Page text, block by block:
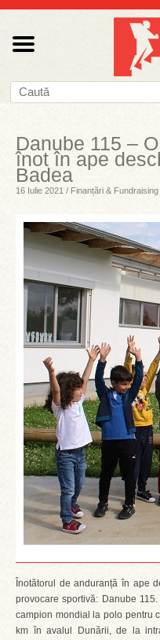
Danube 115 –
înot în ape
Badea
16 Iulie 2021 / Finanțări & Fundraising
Înotătorul de anduranță în ape
provocare sportivă: Danube
campion mondial la polo pentru
km în avalul Dunării, de la